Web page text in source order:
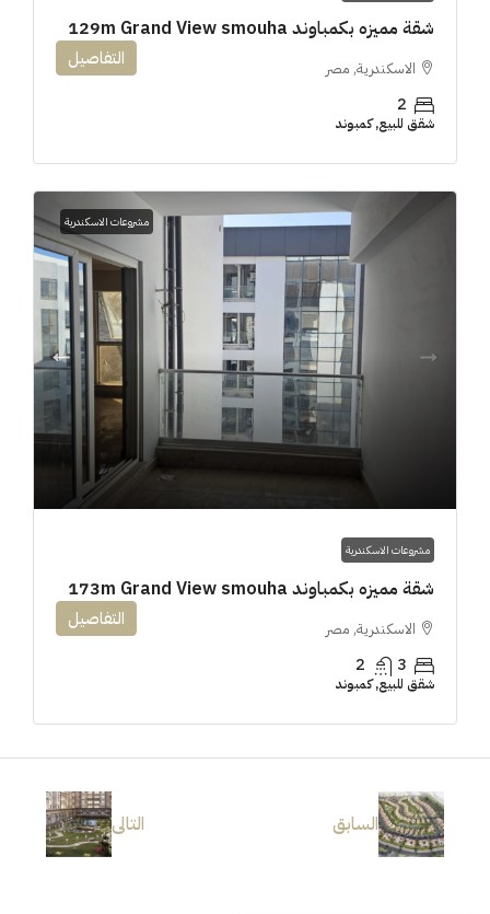
شقة مميزه بكمباوند 129m Grand View smouha
الاسكندرية, مصر
2
شقق للبيع, كمبوند
التفاصيل
مشروعات الاسكندرية
مشروعات الاسكندرية
شقة مميزه بكمباوند 173m Grand View smouha
الاسكندرية, مصر
3
2
شقق للبيع, كمبوند
التفاصيل
السابق التالى